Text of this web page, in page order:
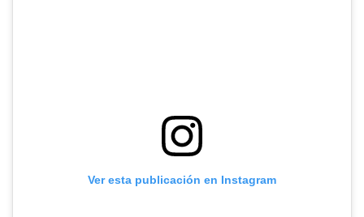
Ver esta publicación en Instagram